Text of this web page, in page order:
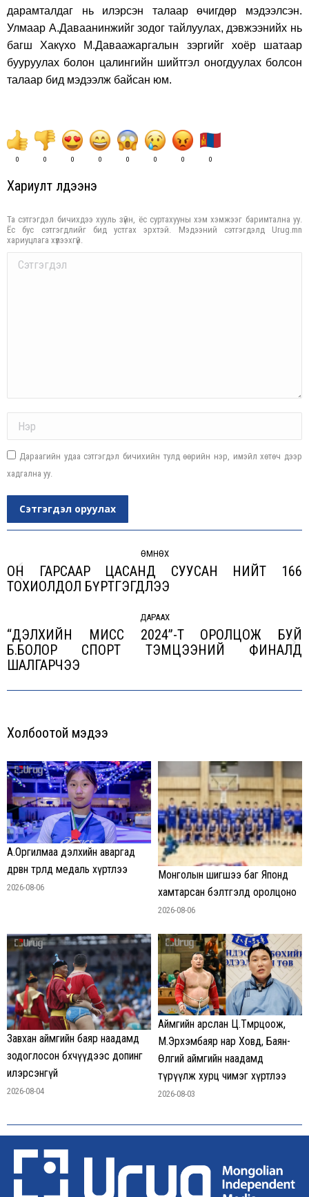
дарамталдаг нь илэрсэн талаар өчигдөр мэдээлсэн.
Улмаар А.Даваанинжийг зодог тайлуулах, дэвжээнийх нь
багш Хакүхо М.Даваажаргалын зэргийг хоёр шатаар
бууруулах болон цалингийн шийтгэл оногдуулах болсон
талаар бид мэдээлж байсан юм.
0 0 0 0 0 0 0 0
Хариулт үлдээнэ үү
Та сэтгэгдэл бичихдээ хууль зүйн, ёс суртахууны хэм хэмжээг баримтална уу.
Ёс бус сэтгэгдлийг бид устгах эрхтэй. Мэдээний сэтгэгдэлд Urug.mn
хариуцлага хүлээхгүй.
Comment
Дараагийн удаа сэтгэгдэл бичихийн тулд өөрийн нэр, имэйл хөтөч дээр
хадгална уу.
Сэтгэгдэл оруулах
ӨМНӨХ
Previous
ОН ГАРСААР ЦАСАНД СУУСАН НИЙТ 166
ТОХИОЛДОЛ БҮРТГЭГДЛЭЭ
ДАРААХ
Next
“ДЭЛХИЙН МИСС 2024”-Т ОРОЛЦОЖ БУЙ
Б.БОЛОР СПОРТ ТЭМЦЭЭНИЙ ФИНАЛД
ШАЛГАРЧЭЭ
Холбоотой мэдээ
А.Оргилмаа дэлхийн аваргад
дөрвөн төрөлд медаль хүртлээ
2026-08-06
Монголын шигшээ баг Японд
хамтарсан бэлтгэлд оролцоно
2026-08-06
Завхан аймгийн баяр наадамд
зодоглосон бөхчүүдээс допинг
илэрсэнгүй
2026-08-04
Аймгийн арслан Ц.Төмөрцоож,
М.Эрхэмбаяр нар Ховд, Баян-
Өлгий аймгийн наадамд
түрүүлж хурц чимэг хүртлээ
2026-08-03